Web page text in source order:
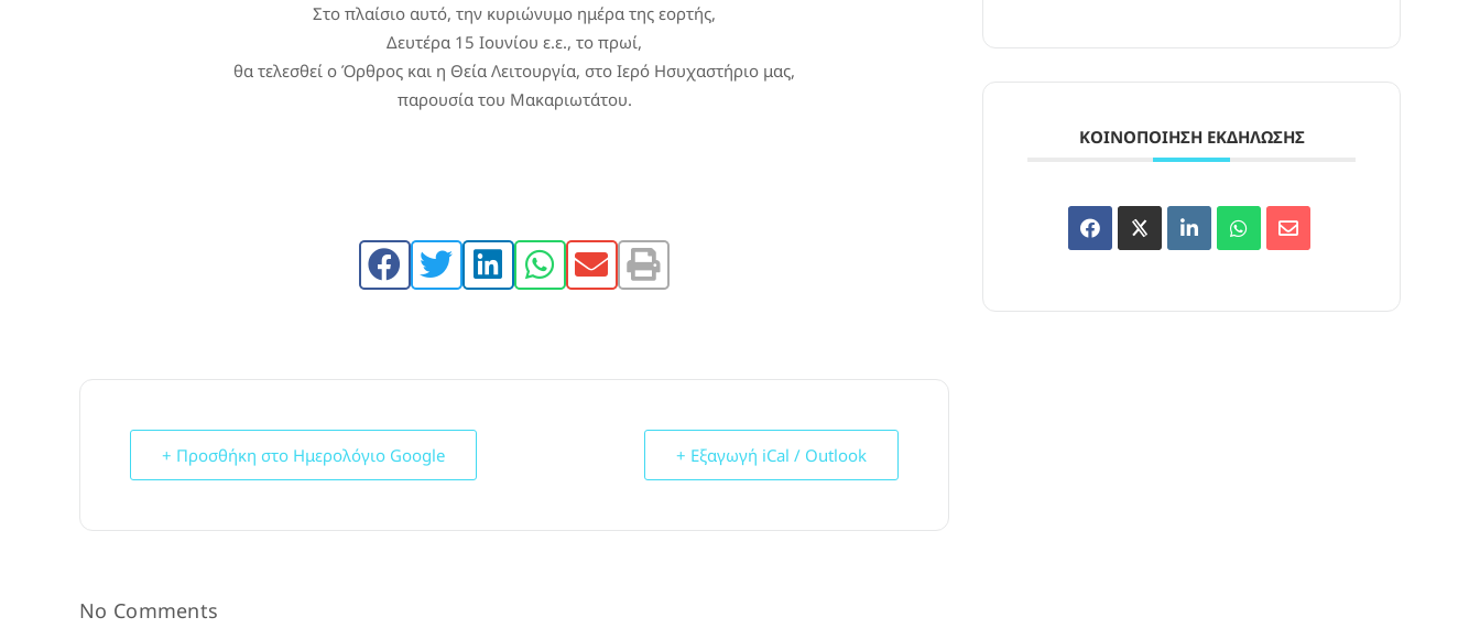
Στο πλαίσιο αυτό, την κυριώνυμο ημέρα της εορτής,
Δευτέρα 15 Ιουνίου ε.ε., το πρωί,
θα τελεσθεί ο Όρθρος και η Θεία Λειτουργία, στο Ιερό Ησυχαστήριο μας,
παρουσία του Μακαριωτάτου.
+ Προσθήκη στο Ημερολόγιο Google + Εξαγωγή iCal / Outlook
ΚΟΙΝΟΠΟΊΗΣΗ ΕΚΔΉΛΩΣΗΣ
No Comments